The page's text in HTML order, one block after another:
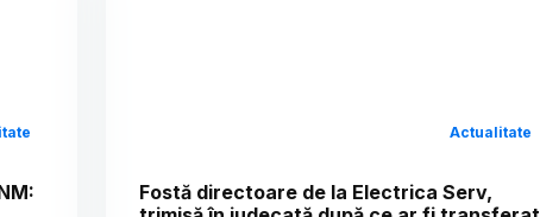
Actualitate
Fostă directoare de la Electrica Serv,